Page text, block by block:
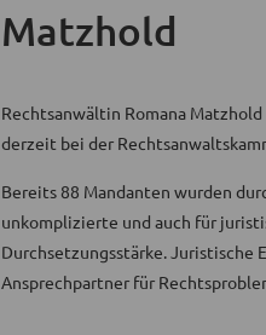
Matzhold
Rechtsanwältin Romana
derzeit bei der
Bereits 88 Mandanten wurden
unkomplizierte und auch für
Durchsetzungsstärke. Juristische
Ansprechpartner für